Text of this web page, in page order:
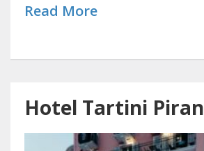
Read More
Hotel Tartini Piran